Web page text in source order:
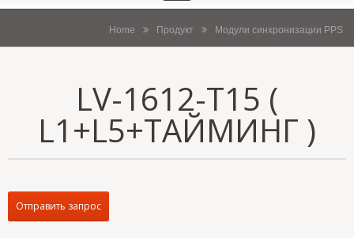
Home Продукт Модули синхронизации PPS
LV-1612-T15 (
L1+L5+ТАЙМИНГ )
Отправить запрос